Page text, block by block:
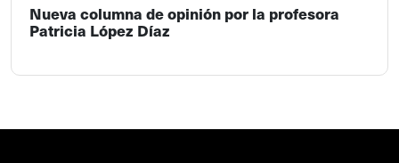
Nueva columna de opinión por la profesora
Patricia López Díaz